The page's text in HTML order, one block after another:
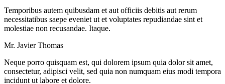
Temporibus autem quibusdam et aut officiis debitis aut rerum
necessitatibus saepe eveniet ut et voluptates repudiandae sint et
molestiae non recusandae. Itaque.
Mr. Javier Thomas
Neque porro quisquam est, qui dolorem ipsum quia dolor sit amet,
consectetur, adipisci velit, sed quia non numquam eius modi tempora
incidunt ut labore et dolore.